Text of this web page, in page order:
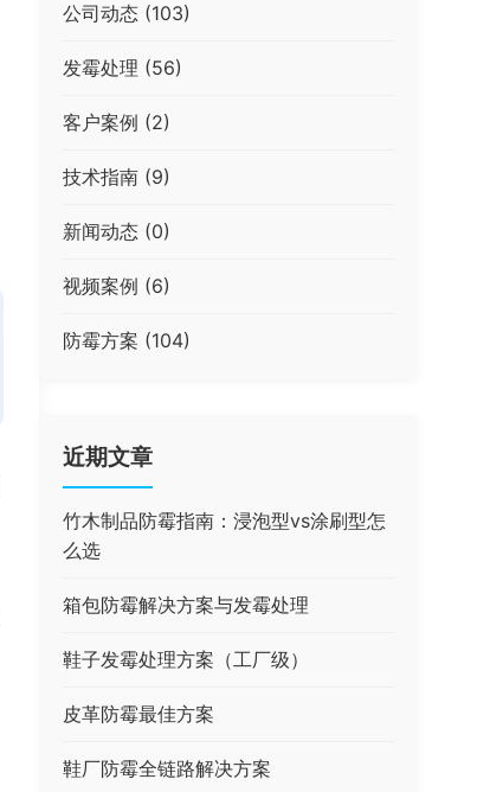
公司动态 (103)
发霉处理 (56)
客户案例 (2)
技术指南 (9)
新闻动态 (0)
视频案例 (6)
防霉方案 (104)
近期文章
竹木制品防霉指南：浸泡型vs涂刷型怎
么选
箱包防霉解决方案与发霉处理
鞋子发霉处理方案（工厂级）
皮革防霉最佳方案
鞋厂防霉全链路解决方案